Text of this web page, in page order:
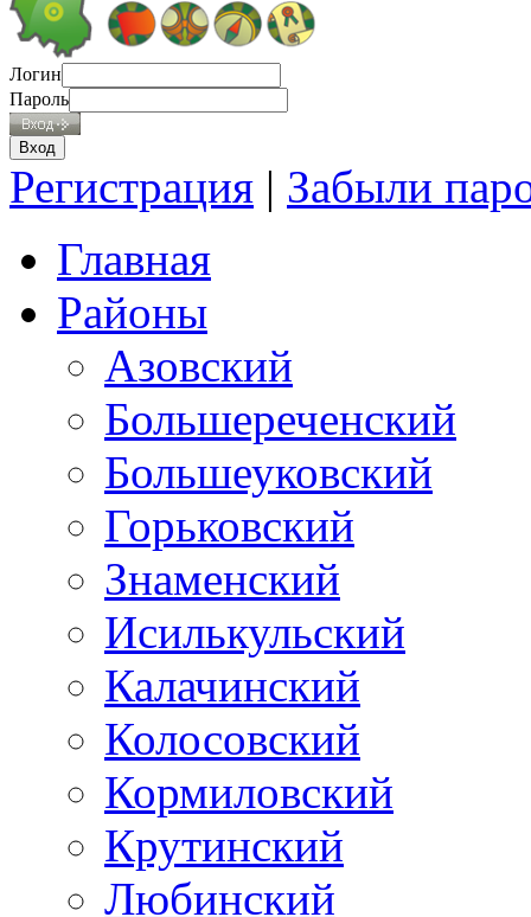
Логин
Пароль
Регистрация | Забыли
Главная
Районы
Азовский
Большереченский
Большеуковский
Горьковский
Знаменский
Исилькульский
Калачинский
Колосовский
Кормиловский
Крутинский
Любинский